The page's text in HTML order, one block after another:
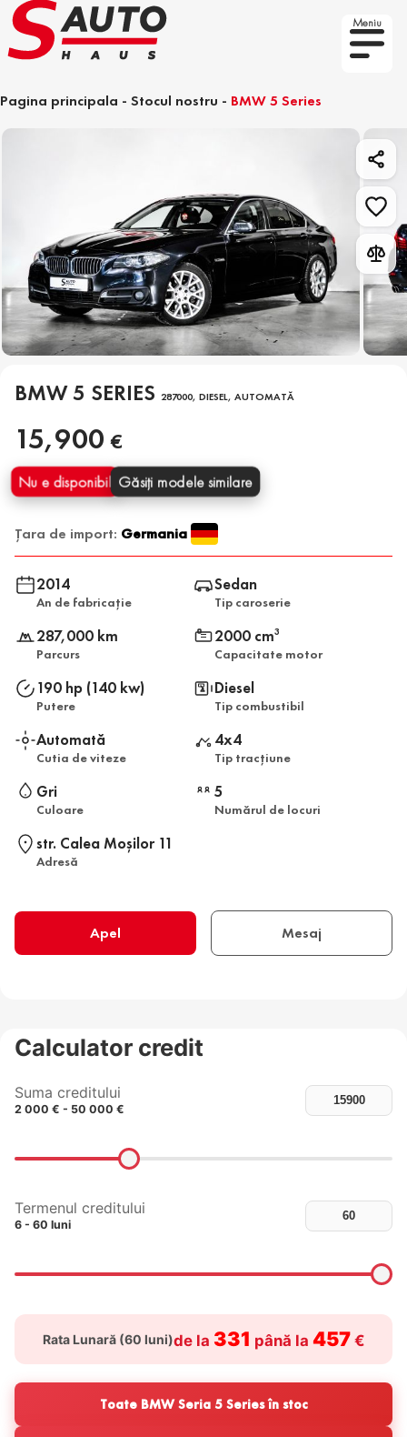
Meniu
Pagina principala - Stocul nostru - BMW 5 Series
BMW 5 SERIES 287000, DIESEL, AUTOMATĂ
15,900 €
Nu e disponibil Găsiți modele similare
Țara de import: Germania
2014
An de fabricație
Sedan
Tip caroserie
287,000 km
Parcurs
2000 cm3
Capacitate motor
190 hp (140 kw)
Putere
Diesel
Tip combustibil
Automată
Cutia de viteze
4x4
Tip tracțiune
Gri
Culoare
5
Numărul de locuri
str. Calea Moşilor 11
Adresă
Apel Mesaj
Calculator credit
Suma creditului
2 000 € - 50 000 €
Termenul creditului
6 - 60 luni
Rata Lunară (60 luni)de la 331 până la 457€
Toate BMW Seria 5 Series în stoc